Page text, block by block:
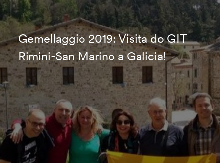
Gemellaggio 2019: Visita do GIT
Rimini-San Marino a Galicia!